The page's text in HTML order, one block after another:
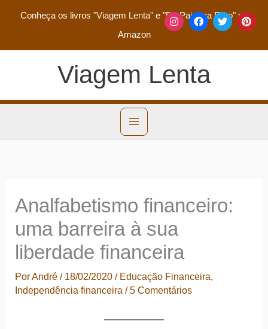
Conheça os livros "Viagem Lenta" e "De Pai para Filho"na
Amazon
Viagem Lenta
Analfabetismo financeiro:
uma barreira à sua
liberdade financeira
PorAndré/ 18/02/2020/ Educação Financeira,
Independência financeira /5 Comentários